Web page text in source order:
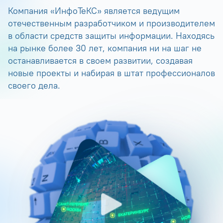
Компания «ИнфоТеКС» является ведущим
отечественным разработчиком и производителем
в области средств защиты информации. Находясь
на рынке более 30 лет, компания ни на шаг не
останавливается в своем развитии, создавая
новые проекты и набирая в штат профессионалов
своего дела.